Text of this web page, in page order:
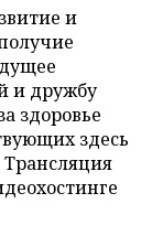
и
и дружбу
здоровье
здесь
Трансляция